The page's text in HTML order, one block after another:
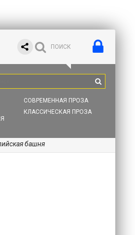
СОВРЕМЕННАЯ ПРОЗА
КЛАССИЧЕСКАЯ ПРОЗА
башня